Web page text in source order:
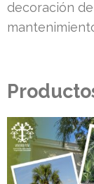
decoración